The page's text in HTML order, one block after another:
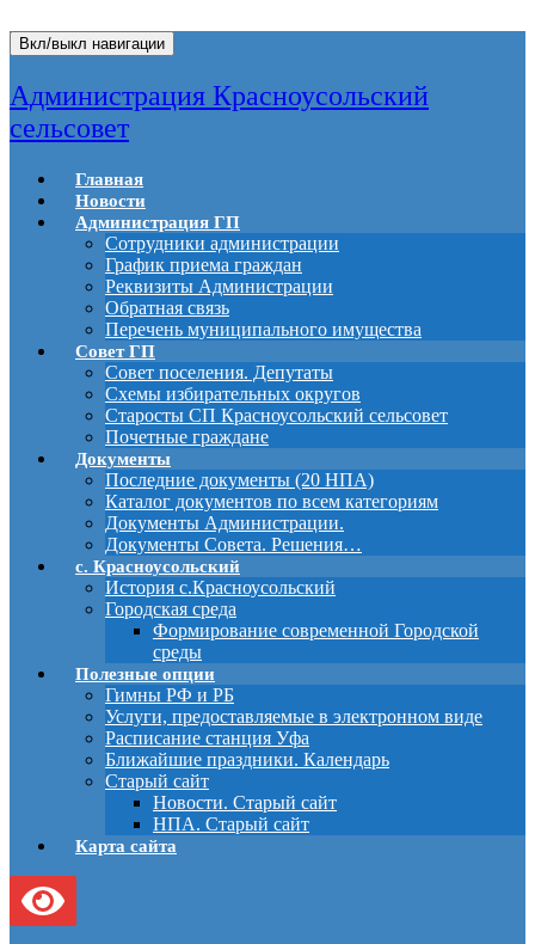
Вкл/выкл навигации
Администрация Красноусольский
сельсовет
Главная
Новости
Администрация ГП
Сотрудники администрации
График приема граждан
Реквизиты Администрации
Обратная связь
Перечень муниципального имущества
Совет ГП
Совет поселения. Депутаты
Схемы избирательных округов
Старосты СП Красноусольский сельсовет
Почетные граждане
Документы
Последние документы (20 НПА)
Каталог документов по всем категориям
Документы Администрации.
Документы Совета. Решения…
с. Красноусольский
История с.Красноусольский
Городская среда
Формирование современной Городской
среды
Полезные опции
Гимны РФ и РБ
Услуги, предоставляемые в электронном виде
Расписание станция Уфа
Ближайшие праздники. Календарь
Старый сайт
Новости. Старый сайт
НПА. Старый сайт
Карта сайта